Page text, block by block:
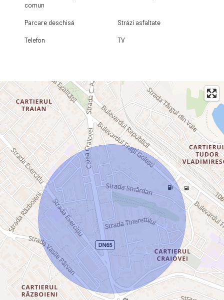
comun
Parcare deschisă Străzi asfaltate
Telefon TV